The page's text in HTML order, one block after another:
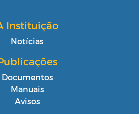
Instituição
Notícias
Documentos
Manuais
Avisos